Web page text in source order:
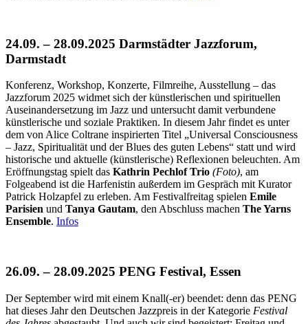
24.09. – 28.09.2025 Darmstädter Jazzforum,
Darmstadt
Konferenz, Workshop, Konzerte, Filmreihe, Ausstellung – das
Jazzforum 2025 widmet sich der künstlerischen und spirituellen
Auseinandersetzung im Jazz und untersucht damit verbundene
künstlerische und soziale Praktiken. In diesem Jahr findet es unter
dem von Alice Coltrane inspirierten Titel „Universal Consciousness
– Jazz, Spiritualität und der Blues des guten Lebens“ statt und wird
historische und aktuelle (künstlerische) Reflexionen beleuchten. Am
Eröffnungstag spielt das Kathrin Pechlof Trio (Foto), am
Folgeabend ist die Harfenistin außerdem im Gespräch mit Kurator
Patrick Holzapfel zu erleben. Am Festivalfreitag spielen Emile
Parisien und Tanya Gautam, den Abschluss machen The Yarns
Ensemble. Infos
26.09. – 28.09.2025 PENG Festival, Essen
Der September wird mit einem Knall(-er) beendet: denn das PENG
hat dieses Jahr den Deutschen Jazzpreis in der Kategorie Festival